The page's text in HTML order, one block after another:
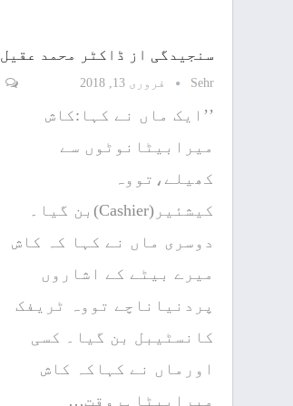
سنجیدگی از ڈاکٹر محمد عقیل
Sehr فروری 13, 2018
’’ایک ماں نے کہا:کاش
میرابیٹانوٹوں سے
کھیلے،تووہ
کیشئیر(Cashier)بن گیا۔
دوسری ماں نے کہا کہ کاش
میرے بیٹے کے اشاروں
پردنیاناچے تووہ ٹریفک
کانسٹیبل بن گیا۔ کسی
اورماں نے کہاکہ کاش
میرابیٹاہروقت…